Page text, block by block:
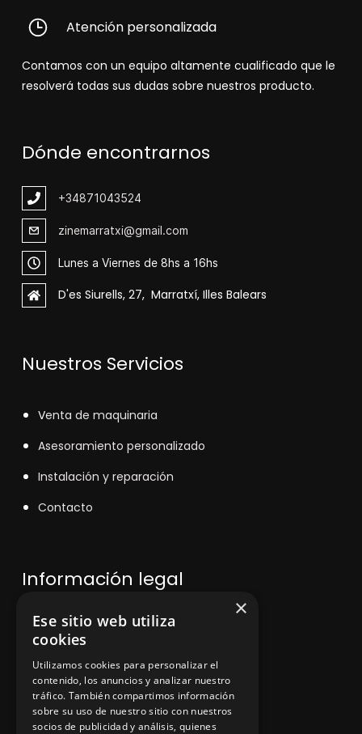
Atención personalizada
Contamos con un equipo altamente cualificado que le
resolverá todas sus dudas sobre nuestros producto.
Dónde encontrarnos
+34871043524
zinemarratxi@gmail.com
Lunes a Viernes de 8hs a 16hs
D'es Siurells, 27, Marratxí, Illes Balears
Nuestros Servicios
Venta de maquinaria
Asesoramiento personalizado
Instalación y reparación
Contacto
Información legal
Política de privacidad
Aviso legal
×
Ese sitio web utiliza
cookies
Utilizamos cookies para personalizar el
contenido, los anuncios y analizar nuestro
tráfico. También compartimos información
sobre su uso de nuestro sitio con nuestros
socios de publicidad y análisis, quienes